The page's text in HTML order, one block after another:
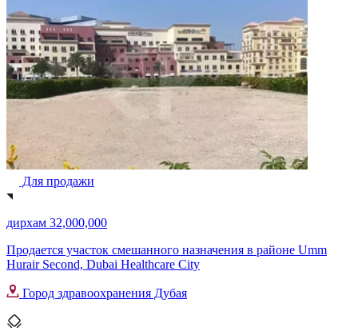
Для продажи
дирхам 32,000,000
Продается участок смешанного назначения в районе Umm
Hurair Second, Dubai Healthcare City
Город здравоохранения Дубая